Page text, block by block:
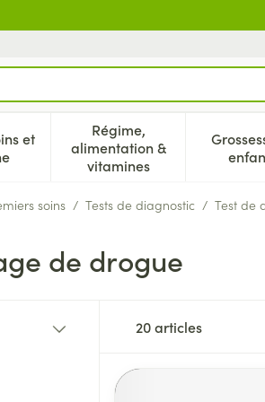
et
le sous-menu pour la catégorie
Régime,
alimentation &
vitamines
Afficher le sous-
soins / Tests de diagnostic / Test de
de drogue
20articles